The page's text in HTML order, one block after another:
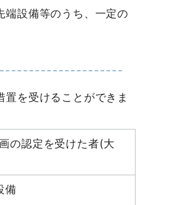
設備等のうち、一定の
を受けることができま
の認定を受けた者(大
備